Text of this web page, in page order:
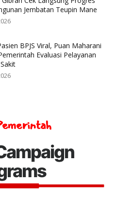
Jembatan Teupin Mane
BPJS Viral, Puan Maharani
Evaluasi Pelayanan